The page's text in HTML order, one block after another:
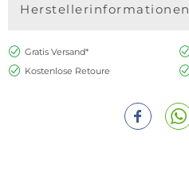
Herstellerinformationen
Gratis Versand*
Kostenlose Retoure